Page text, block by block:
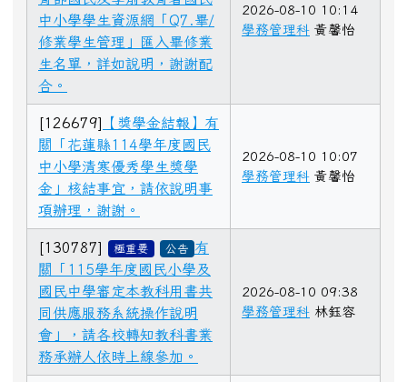
中小學學生資源網「Q7.畢/
修業學生管理」匯入畢修業
生名單，詳如說明，謝謝配
合。
2026-08-10 10:14
學務管理科 黃馨怡
[126679]
【獎學金結報】有
關「花蓮縣114學年度國民
中小學清寒優秀學生獎學
金」核結事宜，請依說明事
項辦理，謝謝。
2026-08-10 10:07
學務管理科 黃馨怡
[130787] 極重要 公告
有
關「115學年度國民小學及
國民中學審定本教科用書共
同供應服務系統操作說明
會」，請各校轉知教科書業
務承辦人依時上線參加。
2026-08-10 09:38
學務管理科 林鈺容